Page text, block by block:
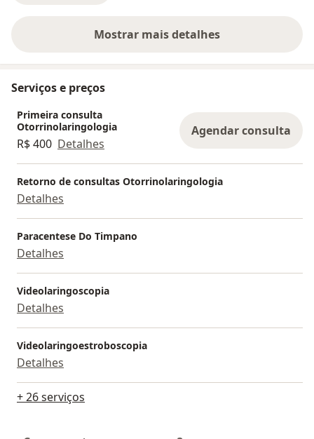
Mostrar mais detalhes
sobre a experiência
Serviços e preços
Primeira consulta
Otorrinolaringologia
R$ 400 Detalhes
Agendar consulta
Retorno de consultas Otorrinolaringologia
Detalhes
Paracentese Do Timpano
Detalhes
Videolaringoscopia
Detalhes
Videolaringoestroboscopia
Detalhes
+ 26 serviços